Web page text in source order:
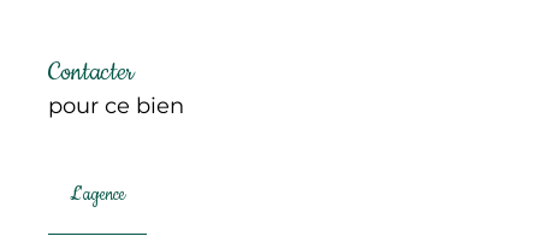
Contacter
pour ce bien
L'agence